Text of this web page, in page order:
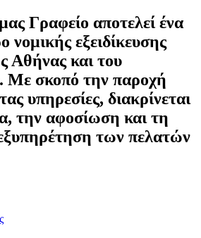
Γραφείο αποτελεί ένα
νομικής εξειδίκευσης
Αθήνας και του
Με σκοπό την παροχή
υπηρεσίες, διακρίνεται
την αφοσίωση και τη
των πελατών